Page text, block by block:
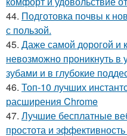
44. Подготовка почвы к
с пользой.
45. Даже самой дорогой и
невозможно проникнуть в
зубами и в глубокие
46. Топ-10 лучших
расширения Chrome
47. Лучшие бесплатные
простота и